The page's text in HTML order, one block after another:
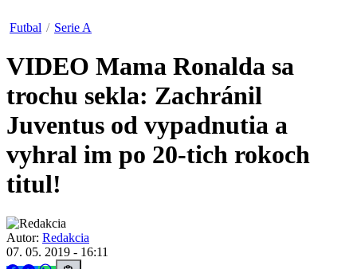
Futbal / Serie A
VIDEO Mama Ronalda sa
trochu sekla: Zachránil
Juventus od vypadnutia a
vyhral im po 20-tich rokoch
titul!
Autor: Redakcia
07. 05. 2019 - 16:11